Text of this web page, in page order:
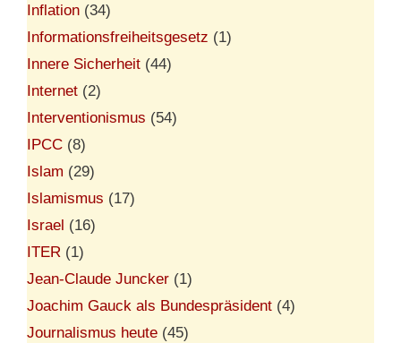
Inflation (34)
Informationsfreiheitsgesetz (1)
Innere Sicherheit (44)
Internet (2)
Interventionismus (54)
IPCC (8)
Islam (29)
Islamismus (17)
Israel (16)
ITER (1)
Jean-Claude Juncker (1)
Joachim Gauck als Bundespräsident (4)
Journalismus heute (45)